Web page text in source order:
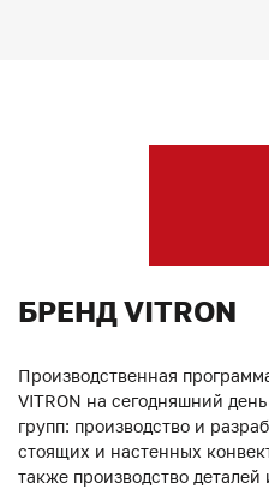
БРЕНД VITRON
Производственная
VITRON на сегодняшний
групп: производство и
стоящих и настенных
также производство деталей